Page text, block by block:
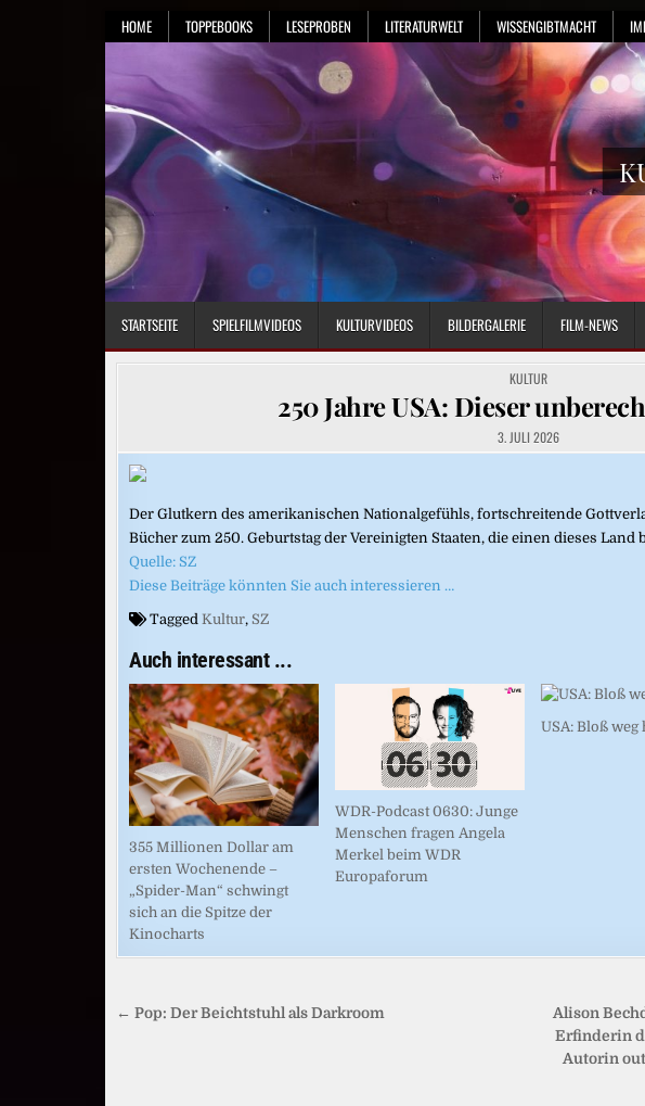
HOME TOPPEBOOKS LESEPROBEN LITERATURWELT WISSENGIBTMACHT
STARTSEITE SPIELFILMVIDEOS KULTURVIDEOS BILDERGALERIE FILM-NEWS
POSTED
IN
KULTUR
250 Jahre USA: Dieser
3. JULI 2026
Der Glutkern des amerikanischen Nationalgefühls, fortschreitende
Bücher zum 250. Geburtstag der Vereinigten Staaten, die einen dieses Land
Quelle: SZ
Diese Beiträge könnten Sie auch interessieren …
Tagged Kultur, SZ
Auch interessant ...
355 Millionen Dollar am
ersten Wochenende –
„Spider-Man“ schwingt
sich an die Spitze der
Kinocharts
WDR-Podcast 0630: Junge
Menschen fragen Angela
Merkel beim WDR
Europaforum
USA: Bloß weg
Beitragsnavigation
Alison
Erfinderin
Autorin
← Pop: Der Beichtstuhl als Darkroom